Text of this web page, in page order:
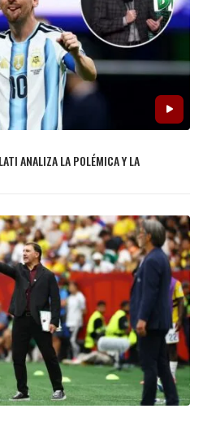
ANALIZA LA POLÉMICA Y LA